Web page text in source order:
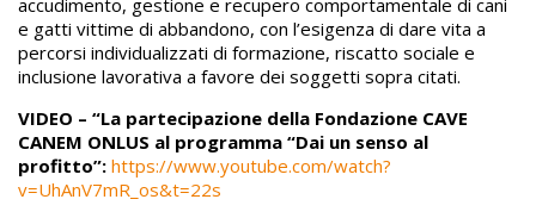
accudimento, gestione e recupero comportamentale di cani
e gatti vittime di abbandono, con l’esigenza di dare vita a
percorsi individualizzati di formazione, riscatto sociale e
inclusione lavorativa a favore dei soggetti sopra citati.
VIDEO – “La partecipazione della Fondazione CAVE
CANEM ONLUS al programma “Dai un senso al
profitto”: https://www.youtube.com/watch?
v=UhAnV7mR_os&t=22s